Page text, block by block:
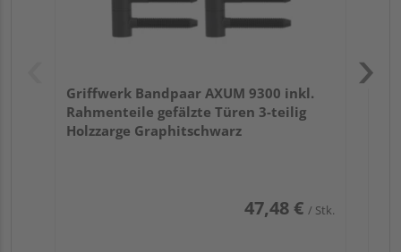
Griffwerk Bandpaar AXUM 9300 inkl.
Rahmenteile gefälzte Türen 3-teilig
Holzzarge Graphitschwarz
47,48 € / Stk.